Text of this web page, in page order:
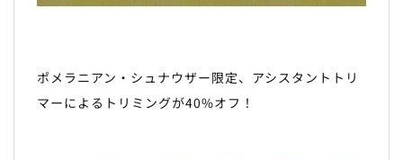
ポメラニアン・シュナウザー限定、アシスタントトリ
マーによるトリミングが40%オフ！